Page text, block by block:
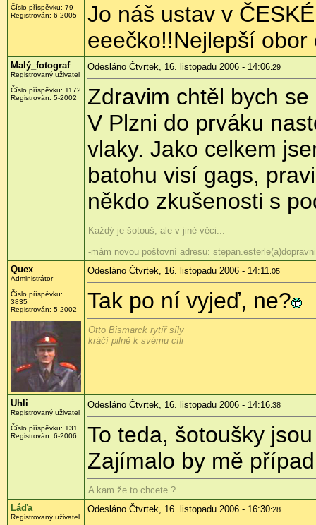
Číslo příspěvku: 79
Registrován: 6-2005
Jo náš ustav v
eeečko!!Nejlepší
Malý_fotograf
Registrovaný uživatel
Číslo příspěvku: 1172
Registrován: 5-2002
Odesláno Čtvrtek, 16. listopadu 2006 - 14:06:29
Zdravim chtěl bych
V Plzni do prváku
vlaky. Jako celkem
batohu visí gags,
někdo zkušenosti s
Každý je šotouš, ale v jiné věci...
-mám novou poštovní adresu:
Quex
Administrátor
Číslo příspěvku:
3835
Registrován: 5-2002
Odesláno Čtvrtek, 16. listopadu 2006 - 14:11 :05
Tak po ní vyjeď, ne?
Otto Bismarck rytíř síly
kráčí pilně k svému cíli
Uhli
Registrovaný uživatel
Číslo příspěvku: 131
Registrován: 6-2006
Odesláno Čtvrtek, 16. listopadu 2006 - 14:16:38
To teda, šotoušky
Zajímalo by mě
A kam že to chcete ?
Láďa
Registrovaný uživatel
Odesláno Čtvrtek, 16. listopadu 2006 - 16:30:28